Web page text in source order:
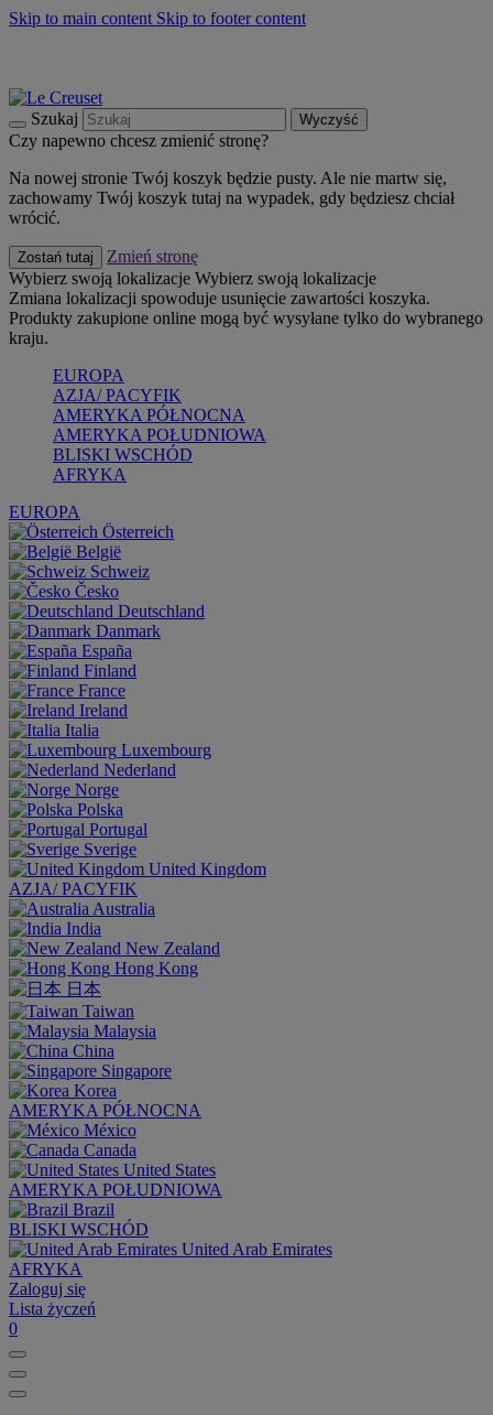
Skip to main content Skip to footer content
Szukaj Wyczyść
Czy napewno chcesz zmienić stronę?
Na nowej stronie Twój koszyk będzie pusty. Ale nie martw się,
zachowamy Twój koszyk tutaj na wypadek, gdy będziesz chciał
wrócić.
Zostań tutaj
Zmień stronę
Wybierz swoją lokalizacje Wybierz swoją lokalizacje
Zmiana lokalizacji spowoduje usunięcie zawartości koszyka.
Produkty zakupione online mogą być wysyłane tylko do wybranego
kraju.
EUROPA
AZJA/ PACYFIK
AMERYKA PÓŁNOCNA
AMERYKA POŁUDNIOWA
BLISKI WSCHÓD
AFRYKA
EUROPA
Österreich
België
Schweiz
Česko
Deutschland
Danmark
España
Finland
France
Ireland
Italia
Luxembourg
Nederland
Norge
Polska
Portugal
Sverige
United Kingdom
AZJA/ PACYFIK
Australia
India
New Zealand
Hong Kong
日本
Taiwan
Malaysia
China
Singapore
Korea
AMERYKA PÓŁNOCNA
México
Canada
United States
AMERYKA POŁUDNIOWA
Brazil
BLISKI WSCHÓD
United Arab Emirates
AFRYKA
Zaloguj się
Lista życzeń
0